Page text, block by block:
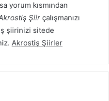
yorum kısmından
Şiir çalışmanızı
şiirinizi sitede
Akrostiş Şiirler